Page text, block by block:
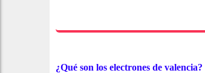
¿Qué son los electrones de valencia?